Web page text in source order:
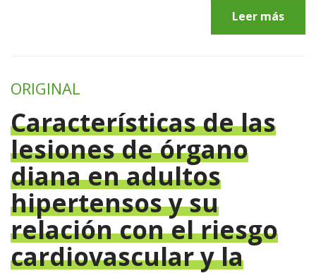
Leer más
ORIGINAL
Características de las
lesiones de órgano
diana en adultos
hipertensos y su
relación con el riesgo
cardiovascular y la